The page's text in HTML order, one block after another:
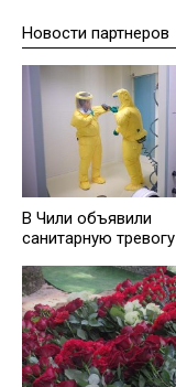
Новости партнеров
В Чили объявили
санитарную тревогу